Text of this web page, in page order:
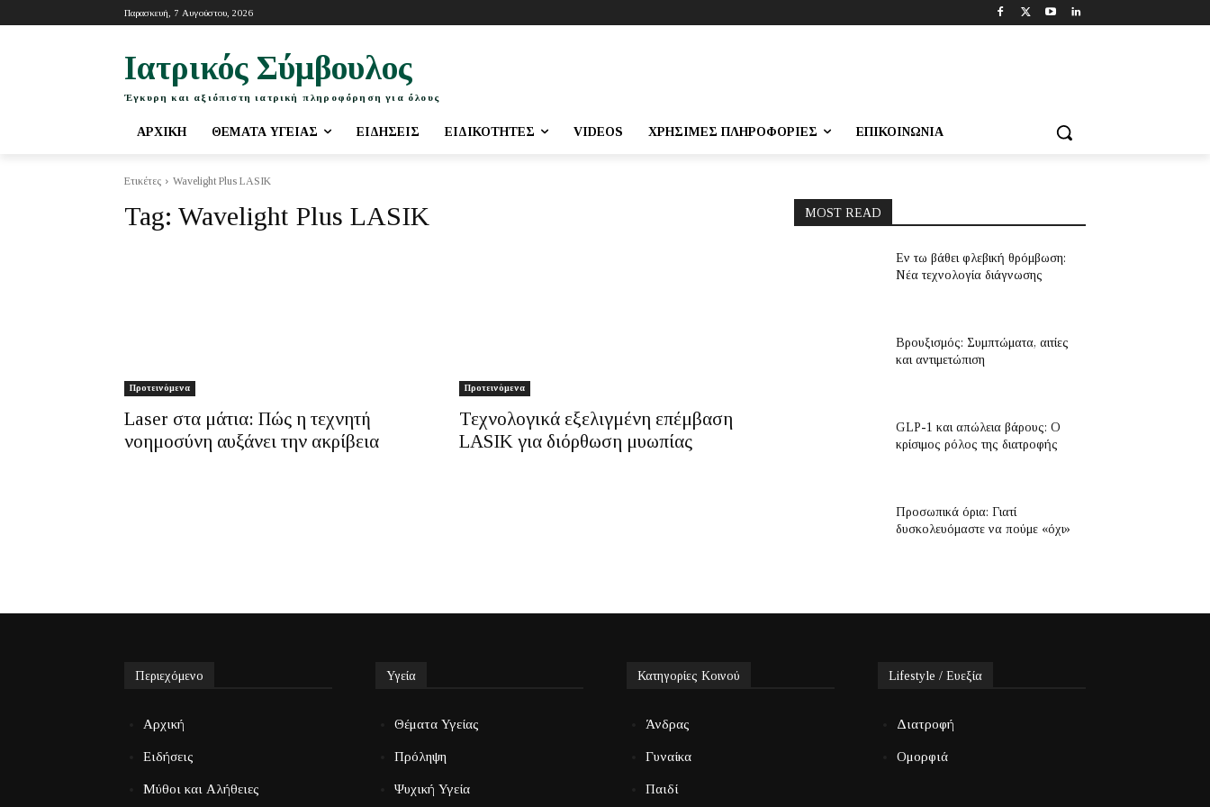
Παρασκευή, 7 Αυγούστου, 2026
Ιατρικός Σύμβουλος
Έγκυρη και αξιόπιστη ιατρική πληροφόρηση για όλους
ΑΡΧΙΚΉ ΘΈΜΑΤΑ ΥΓΕΊΑΣ ΕΙΔΉΣΕΙΣ ΕΙΔΙΚΌΤΗΤΕΣ VIDEOS ΧΡΉΣΙΜΕΣ ΠΛΗΡΟΦΟΡΊΕΣ ΕΠΙΚΟΙΝΩΝΊΑ
Ετικέτες Wavelight Plus LASIK
Tag: Wavelight Plus LASIK
Προτεινόμενα
Laser στα μάτια: Πώς η τεχνητή
νοημοσύνη αυξάνει την ακρίβεια
Προτεινόμενα
Τεχνολογικά εξελιγμένη επέμβαση
LASIK για διόρθωση μυωπίας
MOST READ
Εν τω βάθει φλεβική θρόμβωση:
Νέα τεχνολογία διάγνωσης
Βρουξισμός: Συμπτώματα, αιτίες
και αντιμετώπιση
GLP-1 και απώλεια βάρους: Ο
κρίσιμος ρόλος της διατροφής
Προσωπικά όρια: Γιατί
δυσκολευόμαστε να πούμε «όχι»
Περιεχόμενο
Αρχική
Ειδήσεις
Μύθοι και Αλήθειες
Υγεία
Θέματα Υγείας
Πρόληψη
Ψυχική Υγεία
Κατηγορίες Κοινού
Άνδρας
Γυναίκα
Παιδί
Lifestyle / Ευεξία
Διατροφή
Ομορφιά